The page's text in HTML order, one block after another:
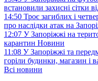
встановили захисні сітки
14:50 Троє загиблих і
про наслідки атак на
12:07 У Запоріжжі на
карантин Новини
11:08 У Запоріжжі та
горіли будинки, магазин і
Всі новини